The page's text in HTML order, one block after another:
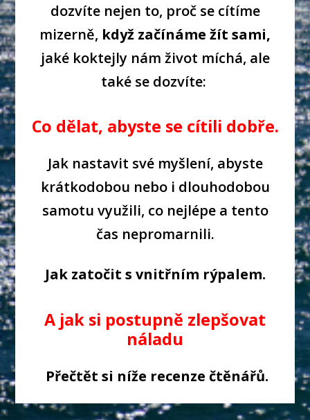
dozvíte nejen to, proč se cítíme
mizerně, když začínáme žít sami,
jaké koktejly nám život míchá, ale
také se dozvíte:
Co dělat, abyste se cítili dobře.
Jak nastavit své myšlení, abyste
krátkodobou nebo i dlouhodobou
samotu využili, co nejlépe a tento
čas nepromarnili.
Jak zatočit s vnitřním rýpalem.
A jak si postupně zlepšovat
náladu
Přečtět si níže recenze čtěnářů.